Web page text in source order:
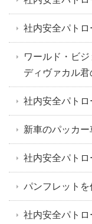
社内安全パト
ワールド・ビ
ディヴァカル君
社内安全パト
新車のパッカー
社内安全パト
パンフレットを
社内安全パト